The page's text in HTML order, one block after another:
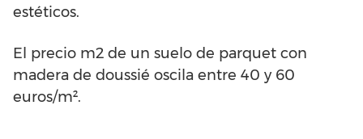
estéticos.
El precio m2 de un suelo de parquet con
madera de doussié oscila entre 40 y 60
euros/m².